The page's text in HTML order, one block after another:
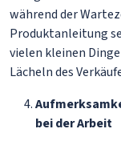
während der
Produktanleitung
vielen kleinen
Lächeln des
bei der Arbeit